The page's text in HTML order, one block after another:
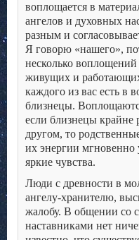
воплощается в
ангелов и духовных
разным и
Я говорю «нашего»,
несколько воплощений
живущих и
каждого из вас есть в
близнецы.
если близнецы крайне
другом, то
их энергии
яркие чувства.
Люди с древности в
ангелу-хранителю,
жалобу. В общении со
наставниками нет